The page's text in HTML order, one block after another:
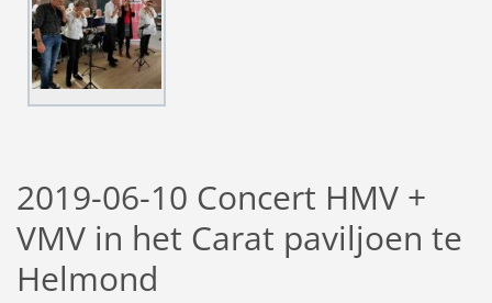
2019-06-10 Concert HMV +
VMV in het Carat paviljoen te
Helmond